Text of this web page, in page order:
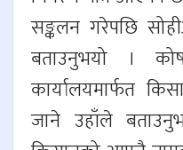
सङ्कलन गरेपछि
बताउनुभयो ।
कार्यालयमार्फत
जाने उहाँले